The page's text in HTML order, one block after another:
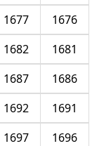
1676
1677
1681
1682
1686
1687
1691
1692
1696
1697